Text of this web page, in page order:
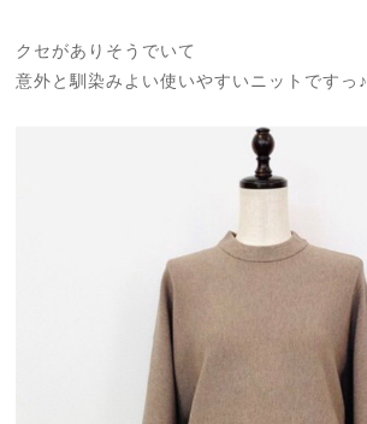
クセがありそうでいて
意外と馴染みよい使いやすいニットですっ♪